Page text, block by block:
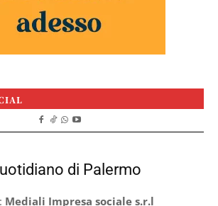
di Palermo
Mediali Impresa sociale s.r.l